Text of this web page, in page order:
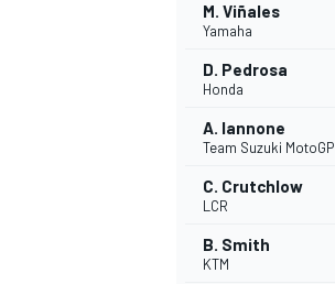
M. Viñales
Yamaha
D. Pedrosa
Honda
A. Iannone
Team Suzuki MotoGP
C. Crutchlow
LCR
B. Smith
KTM